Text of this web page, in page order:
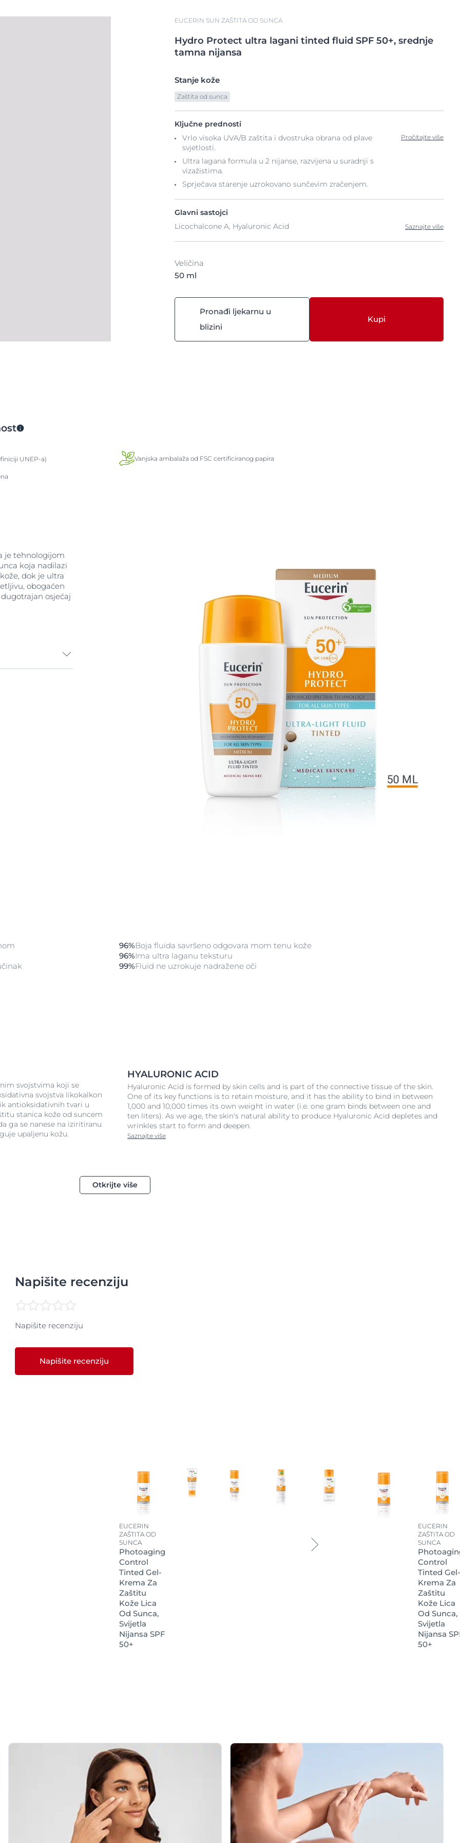
EUCERIN SUN ZAŠTITA OD SUNCA
Hydro Protect ultra lagani tinted fluid SPF 50+, srednje
tamna nijansa
Stanje kože
Zaštita od sunca
Ključne prednosti
Vrlo visoka UVA/B zaštita i dvostruka obrana od plave
svjetlosti.
Ultra lagana formula u 2 nijanse, razvijena u suradnji s
vizažistima.
Sprječava starenje uzrokovano sunčevim zračenjem.
Pročitajte više
Glavni sastojci
Licochalcone A, Hyaluronic Acid
Saznajte više
Veličina
50 ml
Pronađi ljekarnu u
blizini
Kupi
UNEP-a) Vanjska ambalaža od FSC certificiranog papira
je tehnologijom
koja nadilazi
dok je ultra
obogaćen
osjećaj
96%Boja fluida savršeno odgovara mom tenu kože
96%Ima ultra laganu teksturu
99%Fluid ne uzrokuje nadražene oči
svojstvima koji se
svojstva likokalkon
antioksidativnih tvari u
stanica kože od suncem
ga se nanese na iziritiranu
upaljenu kožu.
HYALURONIC ACID
Hyaluronic Acid is formed by skin cells and is part of the connective tissue of the skin.
One of its key functions is to retain moisture, and it has the ability to bind in between
1,000 and 10,000 times its own weight in water (i.e. one gram binds between one and
ten liters). As we age, the skin's natural ability to produce Hyaluronic Acid depletes and
wrinkles start to form and deepen.
Saznajte više
Otkrijte više
Napišite recenziju
Napišite recenziju
Napišite recenziju
EUCERIN
ZAŠTITA OD
SUNCA
Photoaging
Control
Tinted Gel-
Krema Za
Zaštitu
Kože Lica
Od Sunca,
Svijetla
Nijansa SPF
50+
EUCERIN
ZAŠTITA OD
SUNCA
Control
Tinted Gel-
Krema Za
Zaštitu
Kože Lica
Od Sunca,
Svijetla
Nijansa
50+